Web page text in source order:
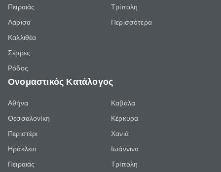
Πειραιάς
Λάρισα
Καλλιθέα
Σέρρες
Ρόδος
Τρίπολη
Περισσότερα
Ονομαστικός Κατάλογος
Αθήνα
Θεσσαλονίκη
Περιστέρι
Ηράκλειο
Πειραιάς
Καβάλα
Κέρκυρα
Χανιά
Ιωάννινα
Τρίπολη